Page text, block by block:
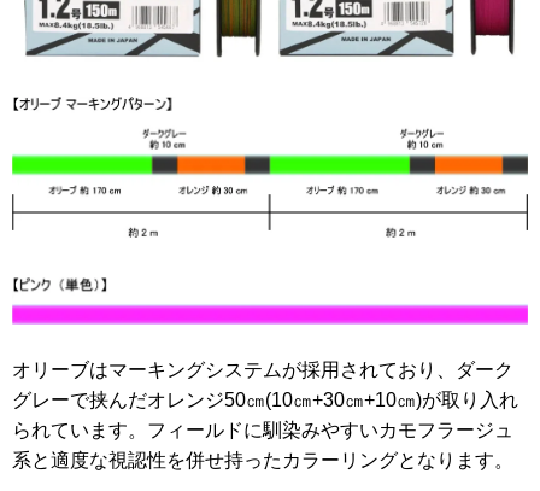
オリーブはマーキングシステムが採用されており、ダーク
グレーで挟んだオレンジ50㎝(10㎝+30㎝+10㎝)が取り入れ
られています。フィールドに馴染みやすいカモフラージュ
系と適度な視認性を併せ持ったカラーリングとなります。